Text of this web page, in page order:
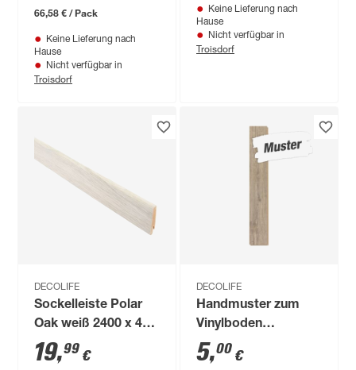
66,58 € / Pack
Keine Lieferung nach
Hause
Nicht verfügbar in
Troisdorf
mmKeine Lieferung nach
Hause
Nicht verfügbar in
Troisdorf
DECOLIFE
Sockelleiste Polar
Oak weiß 2400 x 40
x 15 mm
19,99 €
DECOLIFE
Handmuster zum
Vinylboden
'Comfort' Winter
Pine graubraun 10,5
5,00 €